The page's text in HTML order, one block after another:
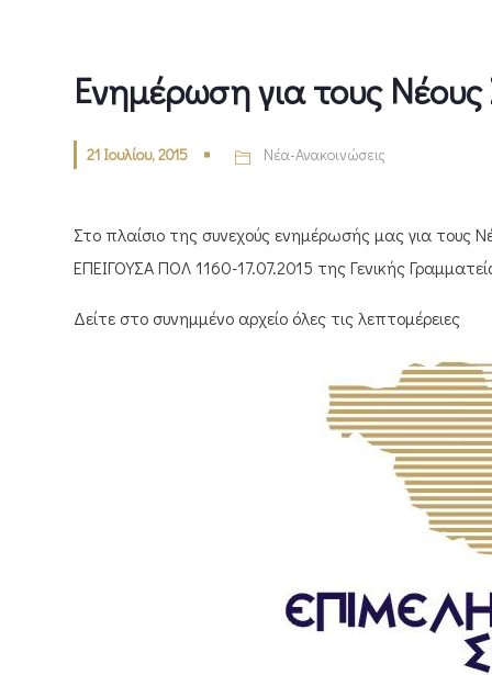
Ενημέρωση για τους
21 Ιουλίου, 2015 Νέα-Ανακοινώσεις
Στο πλαίσιο της συνεχούς ενημέρωσής μας για τους
ΕΠΕΙΓΟΥΣΑ ΠΟΛ 1160-17.07.2015 της Γενικής
Δείτε στο συνημμένο αρχείο όλες τις λεπτομέρειες